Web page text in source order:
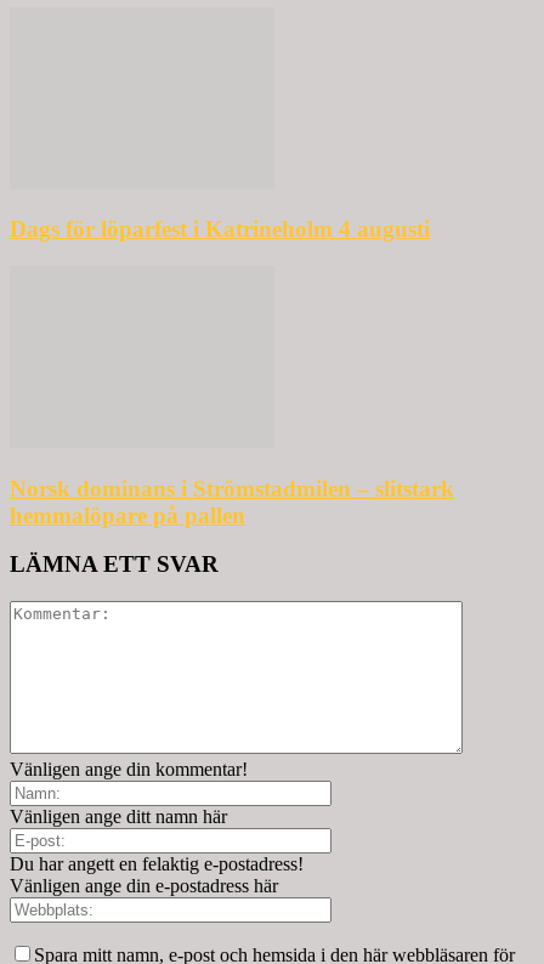
Dags för löparfest i Katrineholm 4 augusti
Norsk dominans i Strömstadmilen – slitstark
hemmalöpare på pallen
LÄMNA ETT SVAR
Vänligen ange din kommentar!
Vänligen ange ditt namn här
Du har angett en felaktig e-postadress!
Vänligen ange din e-postadress här
Spara mitt namn, e-post och hemsida i den här webbläsaren för